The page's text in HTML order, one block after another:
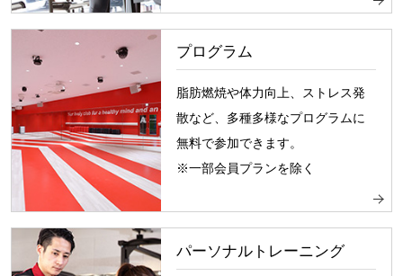
プログラム
脂肪燃焼や体力向上、ストレス発
散など、多種多様なプログラムに
無料で参加できます。
※一部会員プランを除く
パーソナルトレーニング